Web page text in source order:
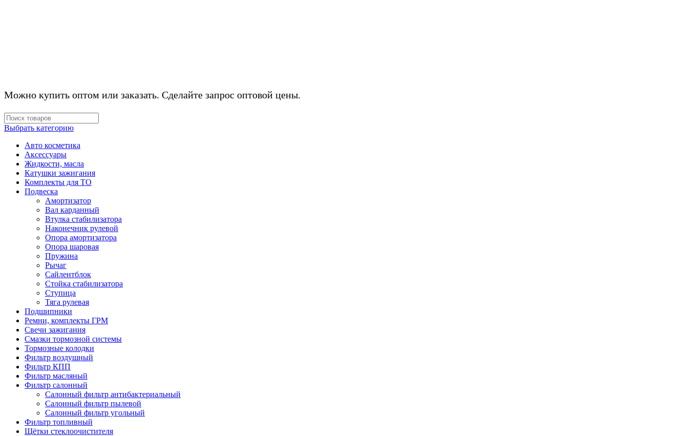
Можно купить оптом или заказать. Сделайте запрос оптовой цены.
Выбрать категорию
Авто косметика
Аксессуары
Жидкости, масла
Катушки зажигания
Комплекты для ТО
Подвеска
Амортизатор
Вал карданный
Втулка стабилизатора
Наконечник рулевой
Опора амортизатора
Опора шаровая
Пружина
Рычаг
Сайлентблок
Стойка стабилизатора
Ступица
Тяга рулевая
Подшипники
Ремни, комплекты ГРМ
Свечи зажигания
Смазки тормозной системы
Тормозные колодки
Фильтр воздушный
Фильтр КПП
Фильтр масляный
Фильтр салонный
Салонный фильтр антибактериальный
Салонный фильтр пылевой
Салонный фильтр угольный
Фильтр топливный
Щётки стеклоочистителя